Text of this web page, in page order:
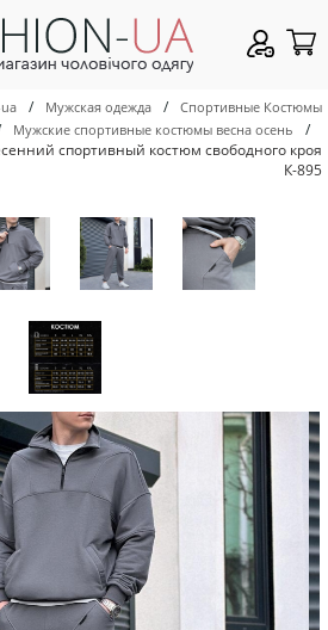
/ Мужская одежда / Спортивные Костюмы
Мужские спортивные костюмы весна осень
/
спортивный костюм свободного кроя
К-895